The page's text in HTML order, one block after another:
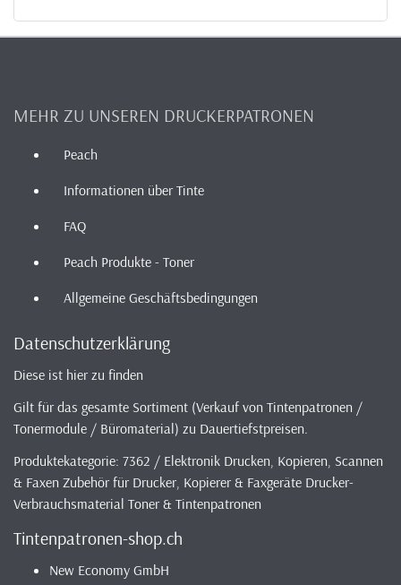
MEHR ZU UNSEREN DRUCKERPATRONEN
Peach
Informationen über Tinte
FAQ
Peach Produkte - Toner
Allgemeine Geschäftsbedingungen
Datenschutzerklärung
Diese ist hier zu finden
Gilt für das gesamte Sortiment (Verkauf von Tintenpatronen /
Tonermodule / Büromaterial) zu Dauertiefstpreisen.
Produktekategorie: 7362 / Elektronik Drucken, Kopieren, Scannen
& Faxen Zubehör für Drucker, Kopierer & Faxgeräte Drucker-
Verbrauchsmaterial Toner & Tintenpatronen
Tintenpatronen-shop.ch
New Economy GmbH